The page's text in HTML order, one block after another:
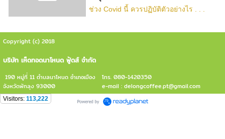
ช่วง Covid นี้ ควรปฏิบัติตัวอย่างไร . . .
Copyright (c) 2018
บริษัท เห็ดทอดนาโหนด ฟู้ดส์ จำกัด
190 หมู่ที่ 11 ตำบลนาโหนด อำเภอเมือง
จังหวัดพัทลุง 93000
โทร. 080-1420350
e-mail : delongcoffee.pt@gmail.com
Visitors: 113,222